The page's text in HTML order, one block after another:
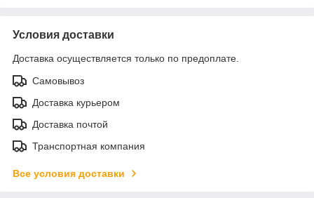
Условия доставки
Доставка осуществляется только по предоплате.
Самовывоз
Доставка курьером
Доставка почтой
Транспортная компания
Все условия доставки